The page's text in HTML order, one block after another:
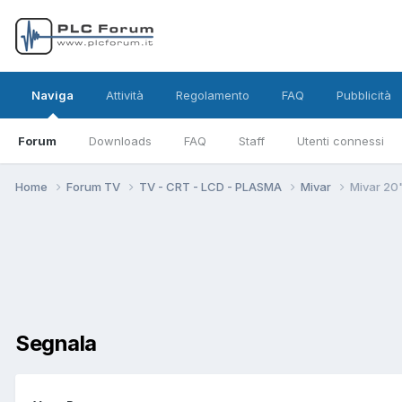
Naviga
Forum Downloads FAQ Staff Utenti connessi
Attività Regolamento FAQ Pubblicità
Home Forum TV TV - CRT - LCD - PLASMA Mivar Mivar 20"
Segnala